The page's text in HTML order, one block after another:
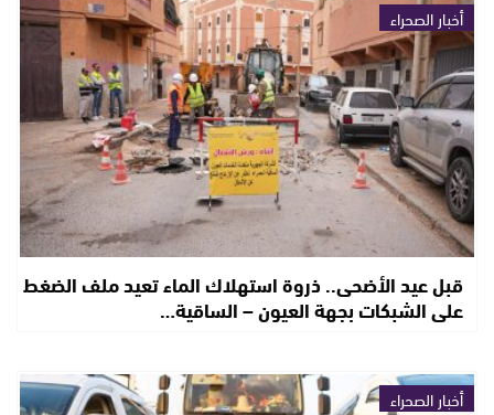
أخبار الصحراء
قبل عيد الأضحى.. ذروة استهلاك الماء تعيد ملف الضغط
على الشبكات بجهة العيون – الساقية…
أخبار الصحراء